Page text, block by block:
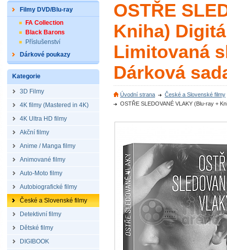
Filmy DVD/Blu-ray
FA Collection
Black Barons
Příslušenství
Dárkové poukazy
Kategorie
3D Filmy
4K filmy (Mastered in 4K)
4K Ultra HD filmy
Akční filmy
Anime / Manga filmy
Animované filmy
Auto-Moto filmy
Autobiografické filmy
České a Slovenské filmy
Detektivní filmy
Dětské filmy
DIGIBOOK
OSTŘE
Kniha)
Limitovaná
Dárková
Úvodní strana
České a Slovenské filmy
OSTŘE SLEDOVANÉ VLAKY (Blu-ray +